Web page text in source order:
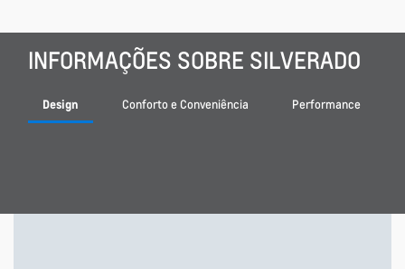
INFORMAÇÕES SOBRE SILVERADO
Design Conforto e Conveniência Performance